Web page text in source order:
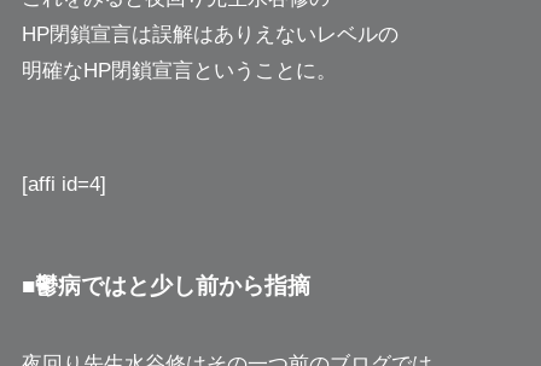
HP閉鎖宣言は誤解はありえないレベルの
明確なHP閉鎖宣言ということに。
[affi id=4]
■鬱病ではと少し前から指摘